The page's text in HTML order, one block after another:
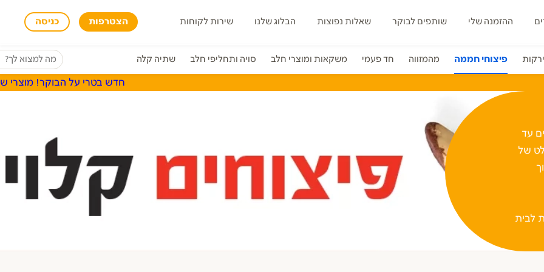
חדש בטרי על הבוקר! מוצרי
ההזמנה שלי שותפים לבוקר שאלות נפוצות הבלוג שלנו שירות לקוחות הצטרפות כניסה
פיצוחי חממה מהמזווה חד פעמי משקאות ומוצרי חלב סויה ותחליפי חלב שתיה קלה
עד
של
לבית